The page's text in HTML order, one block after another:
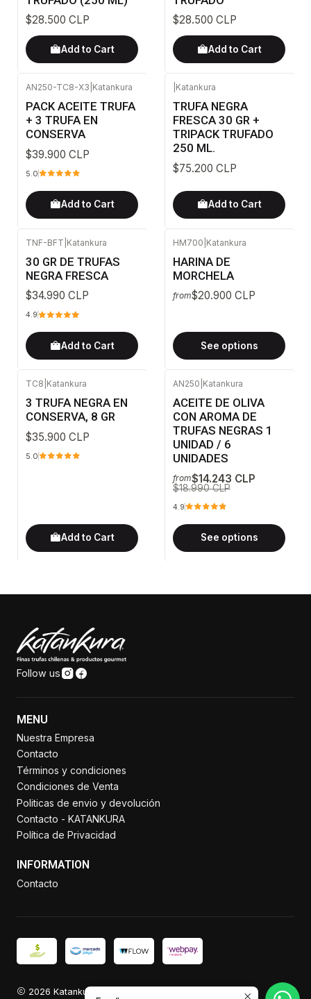
$28.500 CLP
Add to Cart
$28.500 CLP
Add to Cart
AN250-TC8-X3 Katankura
PACK ACEITE TRUFA
+ 3 TRUFA EN
CONSERVA
$39.900 CLP
5.0
Add to Cart
Katankura
TRUFA NEGRA
FRESCA 30 GR +
TRIPACK TRUFADO
250 ML.
$75.200 CLP
Add to Cart
TNF-BFT Katankura
30 GR DE TRUFAS
NEGRA FRESCA
$34.990 CLP
4.9
Add to Cart
HM700 Katankura
HARINA DE
MORCHELA
from$20.900 CLP
See options
TC8 Katankura
3 TRUFA NEGRA EN
CONSERVA, 8 GR
$35.900 CLP
5.0
Add to Cart
AN250 Katankura
ACEITE DE OLIVA
CON AROMA DE
TRUFAS NEGRAS 1
UNIDAD / 6
UNIDADES
from$14.243 CLP
$18.990 CLP
4.9
See options
Follow us
MENU
Nuestra Empresa
Contacto
Términos y condiciones
Condiciones de Venta
Politicas de envio y devolución
Contacto - KATANKURA
Política de Privacidad
INFORMATION
Contacto
2026 Katankura.